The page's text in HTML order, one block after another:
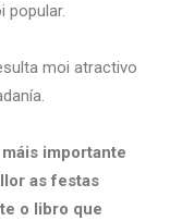
popular.
moi atractivo
importante
as festas
o libro que